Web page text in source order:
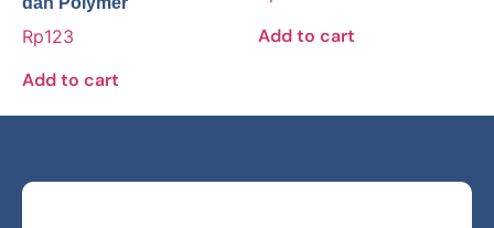
Rp123
Add to cart
Add to cart